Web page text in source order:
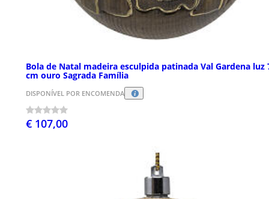
Bola de Natal madeira esculpida patinada Val Gardena luz
cm ouro Sagrada Família
DISPONÍVEL POR ENCOMENDA
€ 107,00